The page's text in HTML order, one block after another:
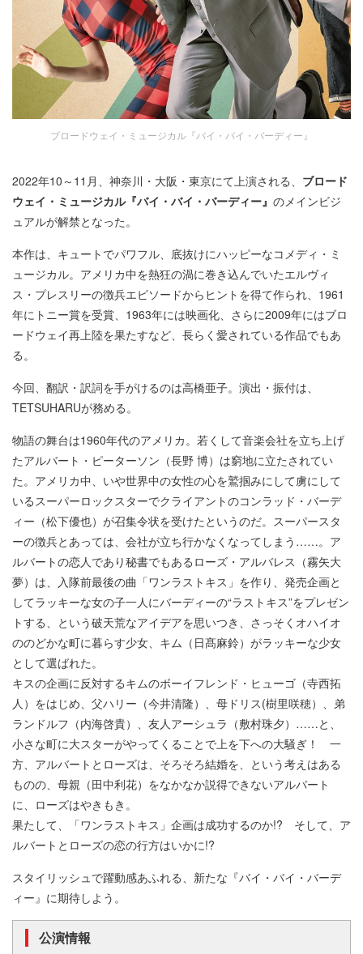
ブロードウェイ・ミュージカル『バイ・バイ・バーディー』
2022年10～11月、神奈川・大阪・東京にて上演される、 ブロード
ウェイ・ミュージカル『バイ・バイ・バーディー』 のメインビジ
ュアルが解禁となった。
本作は、キュートでパワフル、底抜けにハッピーなコメディ・ミ
ュージカル。アメリカ中を熱狂の渦に巻き込んでいたエルヴィ
ス・プレスリーの徴兵エピソードからヒントを得て作られ、1961
年にトニー賞を受賞、1963年には映画化、さらに2009年にはブロ
ードウェイ再上陸を果たすなど、長らく愛されている作品でもあ
る。
今回、翻訳・訳詞を手がけるのは高橋亜子。演出・振付は、
TETSUHARUが務める。
物語の舞台は1960年代のアメリカ。若くして音楽会社を立ち上げ
たアルバート・ピーターソン（長野 博）は窮地に立たされてい
た。アメリカ中、いや世界中の女性の心を鷲掴みにして虜にして
いるスーパーロックスターでクライアントのコンラッド・バーデ
ィー（松下優也）が召集令状を受けたというのだ。スーパースタ
ーの徴兵とあっては、会社が立ち行かなくなってしまう……。ア
ルバートの恋人であり秘書でもあるローズ・アルバレス（霧矢大
夢）は、入隊前最後の曲「ワンラストキス」を作り、発売企画と
してラッキーな女の子一人にバーディーの“ラストキス”をプレゼン
トする、という破天荒なアイデアを思いつき、さっそくオハイオ
ののどかな町に暮らす少女、キム（日髙麻鈴）がラッキーな少女
として選ばれた。
キスの企画に反対するキムのボーイフレンド・ヒューゴ（寺西拓
人）をはじめ、父ハリー（今井清隆）、母ドリス(樹里咲穂）、弟
ランドルフ（内海啓貴）、友人アーシュラ（敷村珠夕）……と、
小さな町に大スターがやってくることで上を下への大騒ぎ！ 一
方、アルバートとローズは、そろそろ結婚を、という考えはある
ものの、母親（田中利花）をなかなか説得できないアルバート
に、ローズはやきもき。
果たして、「ワンラストキス」企画は成功するのか!? そして、ア
ルバートとローズの恋の行方はいかに!?
スタイリッシュで躍動感あふれる、新たな『バイ・バイ・バーデ
ィー』に期待しよう。
公演情報